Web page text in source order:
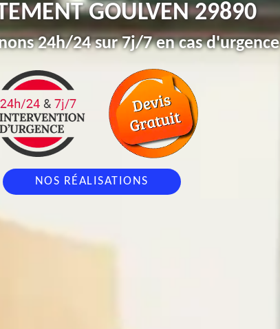
GOULVEN 29890
24h/24 sur 7j/7 en cas d'urgence
NOS RÉALISATIONS